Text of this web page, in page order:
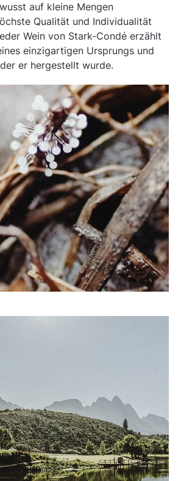
auf kleine Mengen
Qualität und Individualität
Wein von Stark-Condé erzählt
einzigartigen Ursprungs und
er hergestellt wurde.